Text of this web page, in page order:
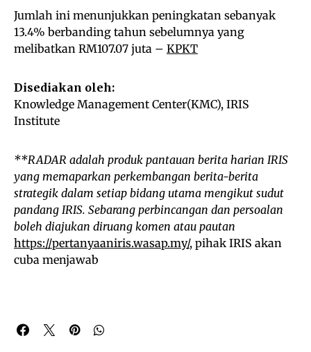
Jumlah ini menunjukkan peningkatan sebanyak
13.4% berbanding tahun sebelumnya yang
melibatkan RM107.07 juta – KPKT
Disediakan oleh:
Knowledge Management Center(KMC), IRIS
Institute
**RADAR adalah produk pantauan berita harian IRIS
yang memaparkan perkembangan berita-berita
strategik dalam setiap bidang utama mengikut sudut
pandang IRIS. Sebarang perbincangan dan persoalan
boleh diajukan diruang komen atau pautan
https://pertanyaaniris.wasap.my/, pihak IRIS akan
cuba menjawab